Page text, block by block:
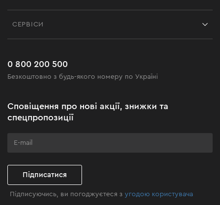
Чорна п'ятниця
Клуб майстерності
Поширені запитання
СЕРВІСИ
0 800 200 500
Безкоштовно з будь-якого номеру по Україні
Сповіщення про нові акції, знижки та
спецпропозиції
Підписатися
Підписуючись, ви погоджуєтеся зугодою користувача